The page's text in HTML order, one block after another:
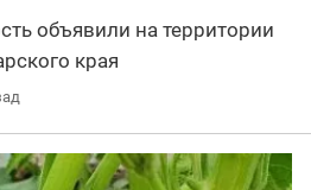
объявили на территории
края